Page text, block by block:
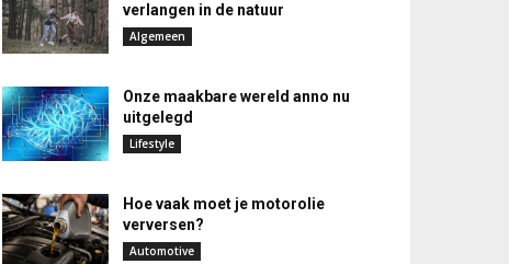
verlangen in de natuur
Algemeen
Onze maakbare wereld anno nu
uitgelegd
Lifestyle
Hoe vaak moet je motorolie
verversen?
Automotive